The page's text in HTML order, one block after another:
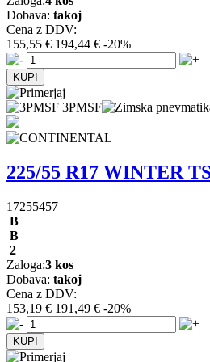
Dobava: takoj
Cena z DDV:
155,55 € 194,44 € -20%
3PMSF
225/55 R17 WINTER
17255457
B
B
2
Zaloga:3 kos
Dobava: takoj
Cena z DDV:
153,19 € 191,49 € -20%